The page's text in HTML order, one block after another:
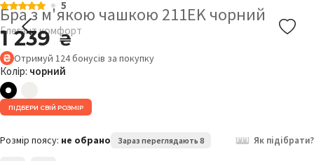
5
Бра з м'якою чашкою 211EK чорний
Елегант комфорт
1 239₴
Отримуй 124бонусів за покупку
Колір: чорний
ПІДБЕРИ СВІЙ РОЗМІР
Розмір поясу: не обрано Зараз переглядають 8 Як підібрати?